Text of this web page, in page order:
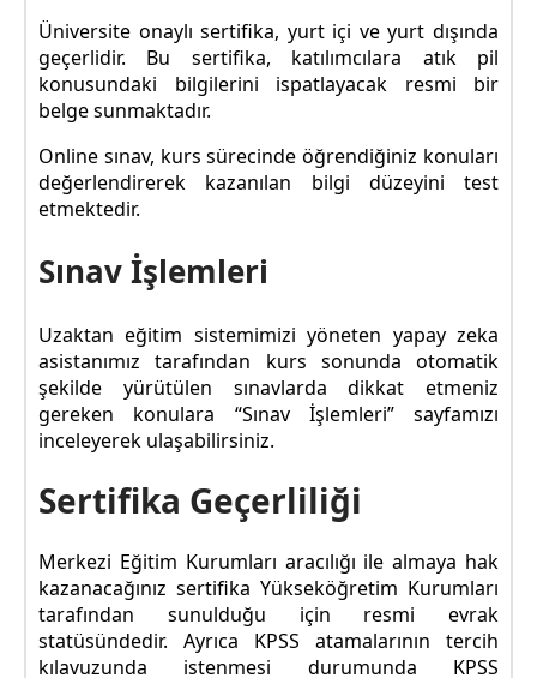
Üniversite onaylı sertifika, yurt içi ve yurt dışında
geçerlidir. Bu sertifika, katılımcılara atık pil
konusundaki bilgilerini ispatlayacak resmi bir
belge sunmaktadır.
Online sınav, kurs sürecinde öğrendiğiniz konuları
değerlendirerek kazanılan bilgi düzeyini test
etmektedir.
Sınav İşlemleri
Uzaktan eğitim sistemimizi yöneten yapay zeka
asistanımız tarafından kurs sonunda otomatik
şekilde yürütülen sınavlarda dikkat etmeniz
gereken konulara “Sınav İşlemleri” sayfamızı
inceleyerek ulaşabilirsiniz.
Sertifika Geçerliliği
Merkezi Eğitim Kurumları aracılığı ile almaya hak
kazanacağınız sertifika Yükseköğretim Kurumları
tarafından sunulduğu için resmi evrak
statüsündedir. Ayrıca KPSS atamalarının tercih
kılavuzunda istenmesi durumunda KPSS